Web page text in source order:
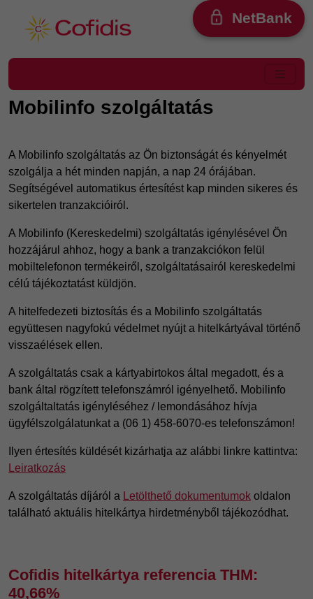
NetBank
Mobilinfo szolgáltatás
A Mobilinfo szolgáltatás az Ön biztonságát és kényelmét
szolgálja a hét minden napján, a nap 24 órájában.
Segítségével automatikus értesítést kap minden sikeres és
sikertelen tranzakcióiról.
A Mobilinfo (Kereskedelmi) szolgáltatás igénylésével Ön
hozzájárul ahhoz, hogy a bank a tranzakciókon felül
mobiltelefonon termékeiről, szolgáltatásairól kereskedelmi
célú tájékoztatást küldjön.
A hitelfedezeti biztosítás és a Mobilinfo szolgáltatás
együttesen nagyfokú védelmet nyújt a hitelkártyával történő
visszaélések ellen.
A szolgáltatás csak a kártyabirtokos által megadott, és a
bank által rögzített telefonszámról igényelhető. Mobilinfo
szolgáltaltatás igényléséhez / lemondásához hívja
ügyfélszolgálatunkat a (06 1) 458-6070-es telefonszámon!
Ilyen értesítés küldését kizárhatja az alábbi linkre kattintva:
Leiratkozás
A szolgáltatás díjáról a Letölthető dokumentumok oldalon
található aktuális hitelkártya hirdetményből tájékozódhat.
Cofidis hitelkártya referencia THM:
40,66%